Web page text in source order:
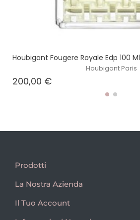
Houbigant Fougere Royale Edp 100 Ml
Houbigant Paris
200,00 €Prezzo
Prodotti
La Nostra Azienda
Il Tuo Account